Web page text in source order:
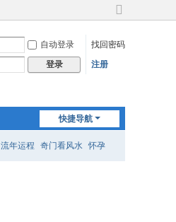
切
到
自动登录
找回密码
登录 注册
快捷导航
流年运程 奇门看风水 怀孕